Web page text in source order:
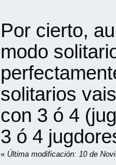
Por cierto,
modo
solitarios
con 3 ó 4
3 ó 4
« Última modificación: 10 de